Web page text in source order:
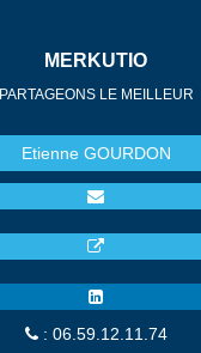
MERKUTIO
PARTAGEONS LE MEILLEUR
Etienne GOURDON
: 06.59.12.11.74